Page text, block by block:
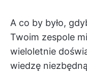
A co by było,
Twoim zespole
wieloletnie
wiedzę